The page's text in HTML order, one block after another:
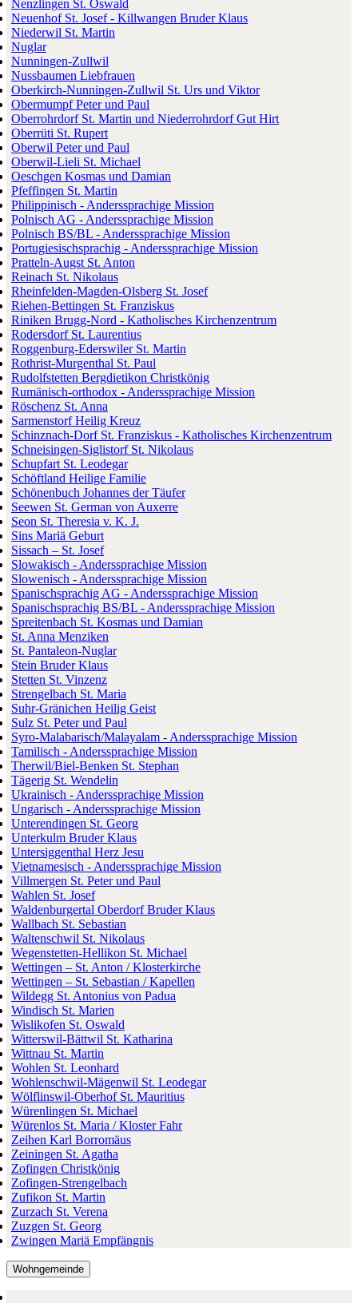
Nenzlingen St. Oswald
Neuenhof St. Josef - Killwangen Bruder Klaus
Niederwil St. Martin
Nuglar
Nunningen-Zullwil
Nussbaumen Liebfrauen
Oberkirch-Nunningen-Zullwil St. Urs und Viktor
Obermumpf Peter und Paul
Oberrohrdorf St. Martin und Niederrohrdorf Gut Hirt
Oberrüti St. Rupert
Oberwil Peter und Paul
Oberwil-Lieli St. Michael
Oeschgen Kosmas und Damian
Pfeffingen St. Martin
Philippinisch - Anderssprachige Mission
Polnisch AG - Anderssprachige Mission
Polnisch BS/BL - Anderssprachige Mission
Portugiesischsprachig - Anderssprachige Mission
Pratteln-Augst St. Anton
Reinach St. Nikolaus
Rheinfelden-Magden-Olsberg St. Josef
Riehen-Bettingen St. Franziskus
Riniken Brugg-Nord - Katholisches Kirchenzentrum
Rodersdorf St. Laurentius
Roggenburg-Ederswiler St. Martin
Rothrist-Murgenthal St. Paul
Rudolfstetten Bergdietikon Christkönig
Rumänisch-orthodox - Anderssprachige Mission
Röschenz St. Anna
Sarmenstorf Heilig Kreuz
Schinznach-Dorf St. Franziskus - Katholisches Kirchenzentrum
Schneisingen-Siglistorf St. Nikolaus
Schupfart St. Leodegar
Schöftland Heilige Familie
Schönenbuch Johannes der Täufer
Seewen St. German von Auxerre
Seon St. Theresia v. K. J.
Sins Mariä Geburt
Sissach – St. Josef
Slowakisch - Anderssprachige Mission
Slowenisch - Anderssprachige Mission
Spanischsprachig AG - Anderssprachige Mission
Spanischsprachig BS/BL - Anderssprachige Mission
Spreitenbach St. Kosmas und Damian
St. Anna Menziken
St. Pantaleon-Nuglar
Stein Bruder Klaus
Stetten St. Vinzenz
Strengelbach St. Maria
Suhr-Gränichen Heilig Geist
Sulz St. Peter und Paul
Syro-Malabarisch/Malayalam - Anderssprachige Mission
Tamilisch - Anderssprachige Mission
Therwil/Biel-Benken St. Stephan
Tägerig St. Wendelin
Ukrainisch - Anderssprachige Mission
Ungarisch - Anderssprachige Mission
Unterendingen St. Georg
Unterkulm Bruder Klaus
Untersiggenthal Herz Jesu
Vietnamesisch - Anderssprachige Mission
Villmergen St. Peter und Paul
Wahlen St. Josef
Waldenburgertal Oberdorf Bruder Klaus
Wallbach St. Sebastian
Waltenschwil St. Nikolaus
Wegenstetten-Hellikon St. Michael
Wettingen – St. Anton / Klosterkirche
Wettingen – St. Sebastian / Kapellen
Wildegg St. Antonius von Padua
Windisch St. Marien
Wislikofen St. Oswald
Witterswil-Bättwil St. Katharina
Wittnau St. Martin
Wohlen St. Leonhard
Wohlenschwil-Mägenwil St. Leodegar
Wölflinswil-Oberhof St. Mauritius
Würenlingen St. Michael
Würenlos St. Maria / Kloster Fahr
Zeihen Karl Borromäus
Zeiningen St. Agatha
Zofingen Christkönig
Zofingen-Strengelbach
Zufikon St. Martin
Zurzach St. Verena
Zuzgen St. Georg
Zwingen Mariä Empfängnis
Wohngemeinde